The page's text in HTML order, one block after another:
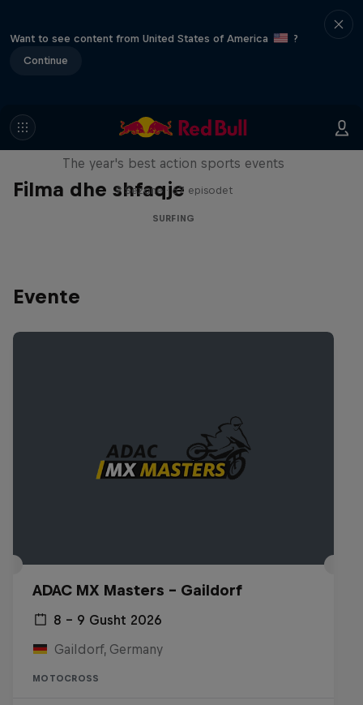
Want to see content from United States of America
?
Continue
Filma dhe shfaqje
Red Bull Signature Series
The year's best action sports events
9 Sezone · 67 episodet
SURFING
Evente
ADAC MX Masters – Gaildorf
8 – 9 Gusht 2026
Gaildorf, Germany
MOTOCROSS